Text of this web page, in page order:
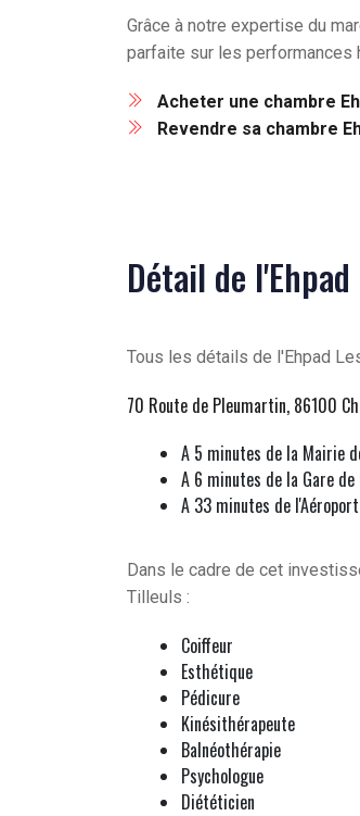
Grâce à notre expertise du
parfaite sur les performances
Acheter une chambre
Revendre sa chambre
Détail de
Tous les détails de l'Ehpad
70 Route de Pleumartin, 86100
A 5 minutes de la Mairie
A 6 minutes de la Gare
A 33 minutes de
Dans le cadre de cet
Tilleuls :
Coiffeur
Esthétique
Pédicure
Kinésithérapeute
Balnéothérapie
Psychologue
Diététicien